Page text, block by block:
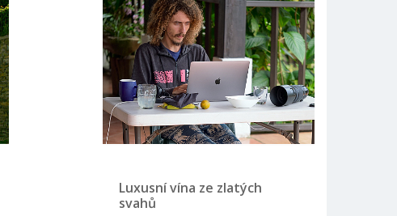
Luxusní vína ze zlatých
svahů